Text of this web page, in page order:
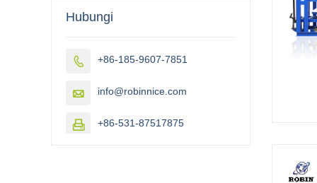
Hubungi
 +86-185-9607-7851
 info@robinnice.com
 +86-531-87517875